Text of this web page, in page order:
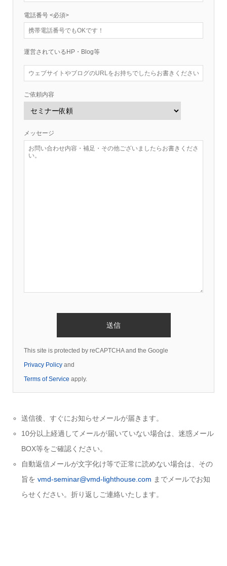
電話番号<必須>
運営されているHP・Blog等
ご依頼内容
メッセージ
This site is protected by reCAPTCHA and the Google
Privacy Policyand
Terms of Service apply.
送信後、すぐにお知らせメールが届きます。
10分以上経過してメールが届いていない場合は、迷惑メール
BOX等をご確認ください。
自動返信メールが文字化け等で正常に読めない場合は、その
旨をvmd-seminar@vmd-lighthouse.com までメールでお知
らせください。折り返しご連絡いたします。